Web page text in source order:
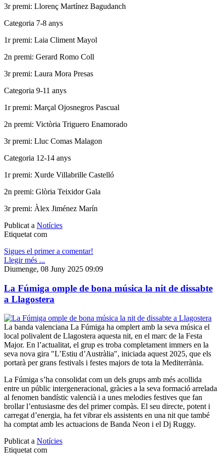
3r premi: Llorenç Martínez Bagudanch
Categoria 7-8 anys
1r premi: Laia Climent Mayol
2n premi: Gerard Romo Coll
3r premi: Laura Mora Presas
Categoria 9-11 anys
1r premi: Marçal Ojosnegros Pascual
2n premi: Victòria Triguero Enamorado
3r premi: Lluc Comas Malagon
Categoria 12-14 anys
1r premi: Xurde Villabrille Castelló
2n premi: Glòria Teixidor Gala
3r premi: Àlex Jiménez Marín
Publicat a Notícies
Etiquetat com
Sigues el primer a comentar!
Llegir més ...
Diumenge, 08 Juny 2025 09:09
La Fúmiga omple de bona música la nit de dissabte
a Llagostera
La banda valenciana La Fúmiga ha omplert amb la seva música el
local polivalent de Llagostera aquesta nit, en el marc de la Festa
Major. En l’actualitat, el grup es troba completament immers en la
seva nova gira "L’Estiu d’Austràlia", iniciada aquest 2025, que els
portarà per grans festivals i festes majors de tota la Mediterrània.
La Fúmiga s’ha consolidat com un dels grups amb més acollida
entre un públic intergeneracional, gràcies a la seva formació arrelada
al fenomen bandístic valencià i a unes melodies festives que fan
brollar l’entusiasme des del primer compàs. El seu directe, potent i
carregat d’energia, ha fet vibrar els assistents en una nit que també
ha comptat amb les actuacions de Banda Neon i el Dj Ruggy.
Publicat a Notícies
Etiquetat com